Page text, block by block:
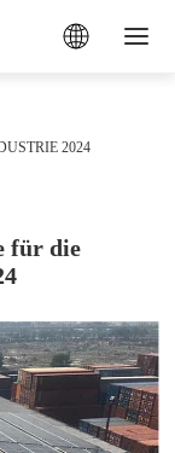
2024
für die